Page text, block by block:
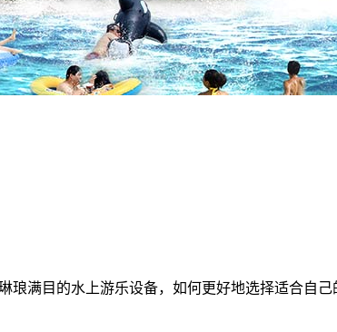
琅满目的水上游乐设备，如何更好地选择适合自